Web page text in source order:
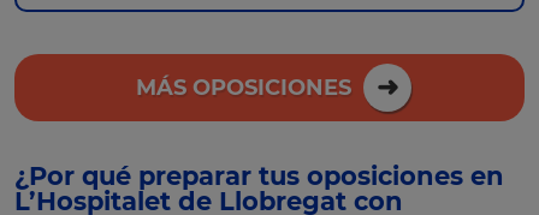
MÁS OPOSICIONES
¿Por qué preparar tus oposiciones en
L’Hospitalet de Llobregat con